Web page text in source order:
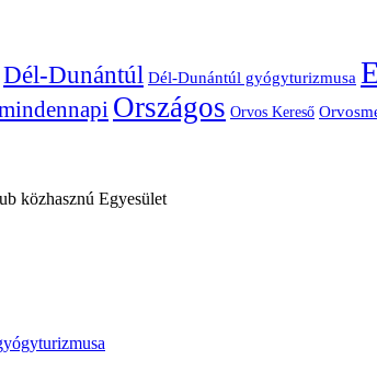
Dél-Dunántúl Dél-Dunántúl gyógyturizmusa
Országos Orvos Kereső
közhasznú Egyesület